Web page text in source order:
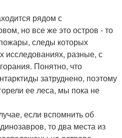
рядом с
но все же это остров - то
следы которых
исследованиях, разные, с
Понятно, что
затруднено, поэтому
ее леса, мы пока не
если вспомнить об
то два места из